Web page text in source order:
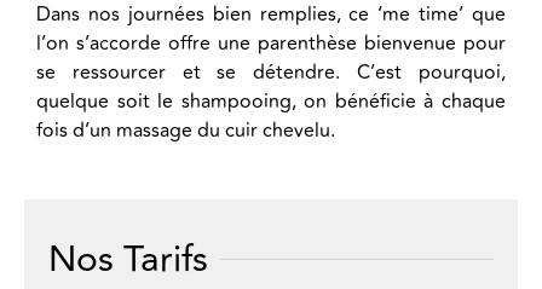
Dans nos journées bien remplies, ce ‘me time’ que
l’on s’accorde offre une parenthèse bienvenue pour
se ressourcer et se détendre. C’est pourquoi,
quelque soit le shampooing, on bénéficie à chaque
fois d’un massage du cuir chevelu.
Nos Tarifs